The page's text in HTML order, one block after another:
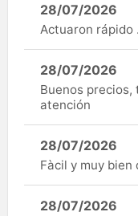
28/07/2026
Actuaron rápido .
28/07/2026
Buenos
atención
28/07/2026
Fàcil y muy bien
28/07/2026